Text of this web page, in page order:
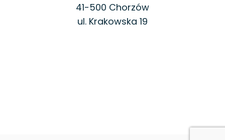
41-500 Chorzów
ul. Krakowska 19